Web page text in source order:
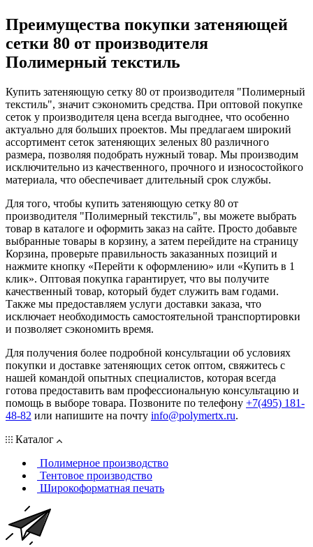
Преимущества покупки затеняющей
сетки 80 от производителя
Полимерный текстиль
Купить затеняющую сетку 80 от производителя "Полимерный
текстиль", значит сэкономить средства. При оптовой покупке
сеток у производителя цена всегда выгоднее, что особенно
актуально для больших проектов. Мы предлагаем широкий
ассортимент сеток затеняющих зеленых 80 различного
размера, позволяя подобрать нужный товар. Мы производим
исключительно из качественного, прочного и износостойкого
материала, что обеспечивает длительный срок службы.
Для того, чтобы купить затеняющую сетку 80 от
производителя "Полимерный текстиль", вы можете выбрать
товар в каталоге и оформить заказ на сайте. Просто добавьте
выбранные товары в корзину, а затем перейдите на страницу
Корзина, проверьте правильность заказанных позиций и
нажмите кнопку «Перейти к оформлению» или «Купить в 1
клик». Оптовая покупка гарантирует, что вы получите
качественный товар, который будет служить вам годами.
Также мы предоставляем услуги доставки заказа, что
исключает необходимость самостоятельной транспортировки
и позволяет сэкономить время.
Для получения более подробной консультации об условиях
покупки и доставке затеняющих сеток оптом, свяжитесь с
нашей командой опытных специалистов, которая всегда
готова предоставить вам профессиональную консультацию и
помощь в выборе товара. Позвоните по телефону +7(495) 181-
48-82 или напишите на почту info@polymertx.ru.
Каталог
Полимерное производство
Тентовое производство
Широкоформатная печать